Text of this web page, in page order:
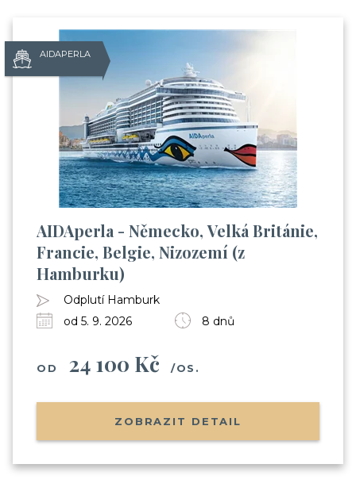
AIDAPERLA
AIDAperla - Německo, Velká Británie,
Francie, Belgie, Nizozemí (z
Hamburku)
Odplutí Hamburk
od 5. 9. 2026
8 dnů
OD 24 100 Kč /OS.
ZOBRAZIT DETAIL